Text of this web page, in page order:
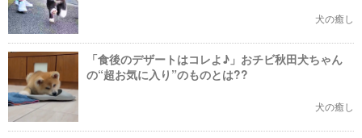
犬の癒し
「食後のデザートはコレよ♪」おチビ秋田犬ちゃん
の“超お気に入り”のものとは??
犬の癒し